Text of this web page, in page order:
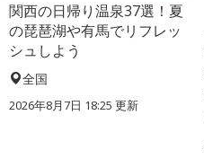
関西の日帰り温泉37選！夏
の琵琶湖や有馬でリフレッ
シュしよう
全国
2026年8月7日 18:25 更新